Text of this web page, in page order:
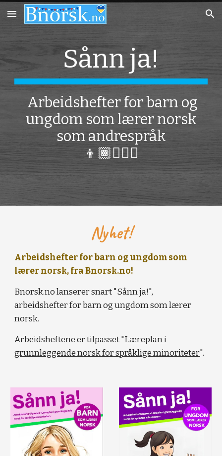
Skip to main content Skip to navigation
Sånn ja!
Arbeidshefter for barn og
ungdom som lærer norsk
som andrespråk
👦🏾👱🏼‍♀️
Nyhet!
Arbeidshefter for barn og ungdom som
lærer norsk, fra Bnorsk.no!
Bnorsk.no lanserer snart "Sånn ja!",
arbeidshefter for barn og ungdom som lærer
norsk.
Arbeidsheftene er tilpasset "Læreplan i
grunnleggende norsk for språklige minoriteter".